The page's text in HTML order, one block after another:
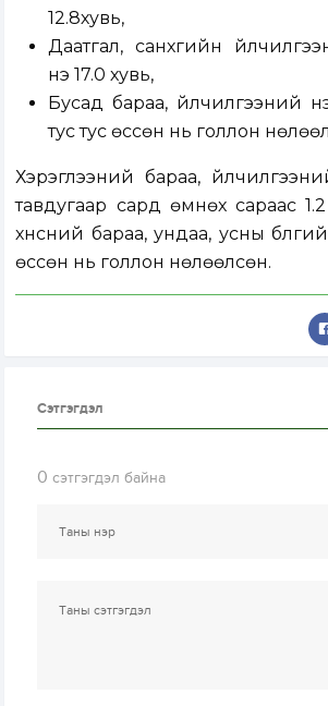
12.8хувь,
Даатгал, санхүүгийн
үнэ 17.0 хувь,
Бусад бараа, үйлчилгээний
тус тус өссөн нь голлон
Хэрэглээний бараа,
тавдугаар сард өмнөх сараас
хүнсний бараа, ундаа, усны
өссөн нь голлон нөлөөлсөн.
Сэтгэгдэл
0 сэтгэгдэл байна